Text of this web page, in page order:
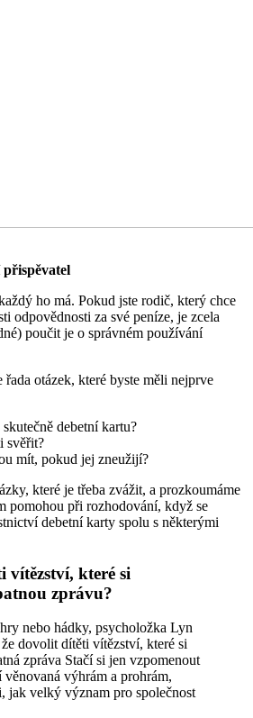
ho má. Pokud jste rodič, který chce
odpovědnosti za své peníze, je zcela
poučit je o správném používání
otázek, které byste měli nejprve
debetní kartu?
svěřit?
mít, pokud jej zneužijí?
které je třeba zvážit, a prozkoumáme
pomohou při rozhodování, když se
debetní karty spolu s některými
vítězství, které si
zprávu?
nebo hádky, psycholožka Lyn
dovolit dítěti vítězství, které si
zpráva Stačí si jen vzpomenout
věnovaná výhrám a prohrám,
jak velký význam pro společnost